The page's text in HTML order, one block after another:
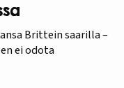
Brittein saarilla –
ei odota